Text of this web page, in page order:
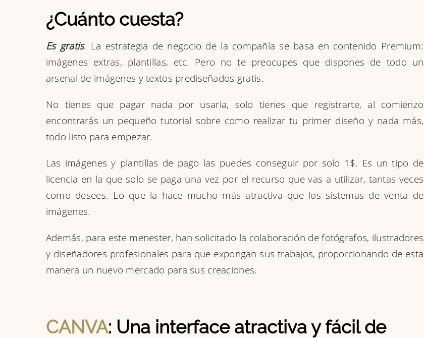
¿Cuánto cuesta?
Es gratis. La estrategia de negocio de la compañía se basa en contenido Premium:
imágenes extras, plantillas, etc. Pero no te preocupes que dispones de todo un
arsenal de imágenes y textos prediseñados gratis.
No tienes que pagar nada por usarla, solo tienes que registrarte, al comienzo
encontrarás un pequeño tutorial sobre como realizar tu primer diseño y nada más,
todo listo para empezar.
Las imágenes y plantillas de pago las puedes conseguir por solo 1$. Es un tipo de
licencia en la que solo se paga una vez por el recurso que vas a utilizar, tantas veces
como desees. Lo que la hace mucho más atractiva que los sistemas de venta de
imágenes.
Además, para este menester, han solicitado la colaboración de fotógrafos, ilustradores
y diseñadores profesionales para que expongan sus trabajos, proporcionando de esta
manera un nuevo mercado para sus creaciones.
CANVA: Una interface atractiva y fácil de